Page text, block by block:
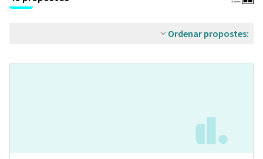
Ordenar propostes: